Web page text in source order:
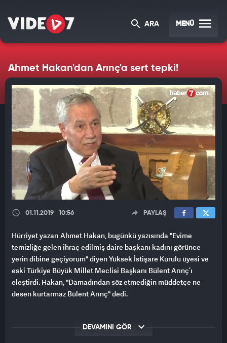
ARA MENÜ
Ahmet Hakan'dan Arınç'a sert tepki!
01.11.2019 10:56 PAYLAŞ
Hürriyet yazarı Ahmet Hakan, bugünkü yazısında "Evime
temizliğe gelen ihraç edilmiş daire başkanı kadını görünce
yerin dibine geçiyorum" diyen Yüksek İstişare Kurulu üyesi ve
eski Türkiye Büyük Millet Meclisi Başkanı Bülent Arınç’ı
eleştirdi. Hakan, "Damadından söz etmediğin müddetçe ne
desen kurtarmaz Bülent Arınç" dedi.
DEVAMINI GÖR